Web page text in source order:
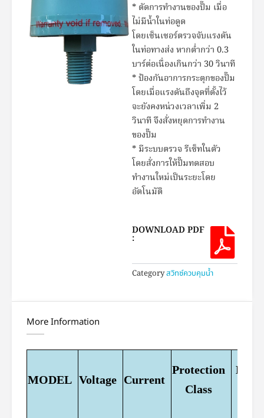
* ตัดการทำงานของปั๊ม เมื่อ
ไม่มีน้ำในท่อดูด
โดยเซ็นเซอร์ตรวจจับแรงดัน
ในท่อทางส่ง หากต่ำกว่า 0.3
บาร์ต่อเนื่องเกินกว่า 30 วินาที
* ป้องกันอาการกระตุกของปั๊ม
โดยเมื่อแรงดันถึงจุดที่ตั้งไว้
จะยังคงหน่วงเวลาเพิ่ม 2
วินาที จึงสั่งหยุดการทำงาน
ของปั๊ม
* มีระบบตรวจ รีเซ็ทในตัว
โดยสั่งการให้ปั๊มทดสอบ
ทำงานใหม่เป็นระยะโดย
อัตโนมัติ
DOWNLOAD PDF
:
Categoryสวิทซ์ควบคุมน้ำ
More Information
MODEL Voltage Current
Protection
Class